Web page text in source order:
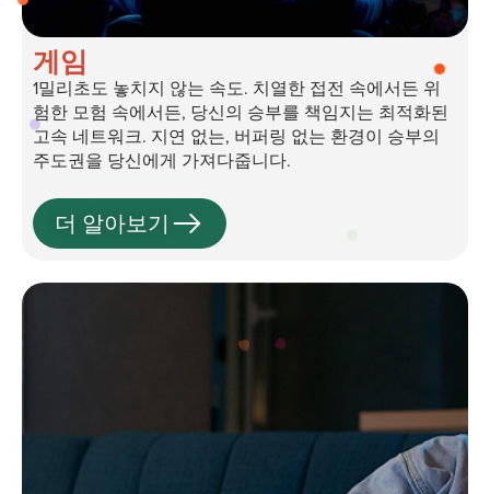
게임
1밀리초도 놓치지 않는 속도. 치열한 접전 속에서든 위
험한 모험 속에서든, 당신의 승부를 책임지는 최적화된
고속 네트워크. 지연 없는, 버퍼링 없는 환경이 승부의
주도권을 당신에게 가져다줍니다.
더 알아보기